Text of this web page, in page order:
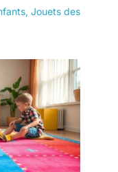
, Jouets des